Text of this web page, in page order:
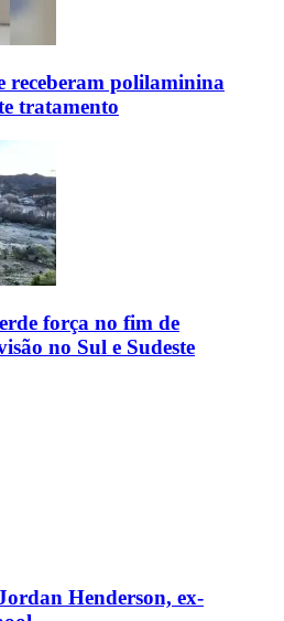
receberam polilaminina
tratamento
força no fim de
no Sul e Sudeste
Henderson, ex-